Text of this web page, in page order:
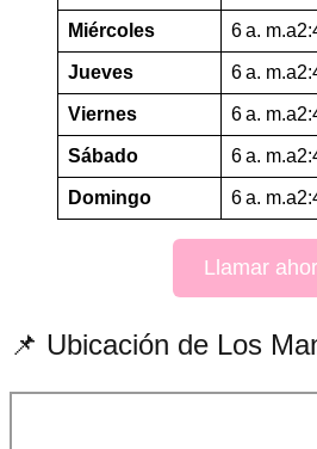
Miércoles 6 a.
Jueves 6 a.
Viernes 6 a.
Sábado 6 a.
Domingo 6 a.
Llamar
📌 Ubicación de Los